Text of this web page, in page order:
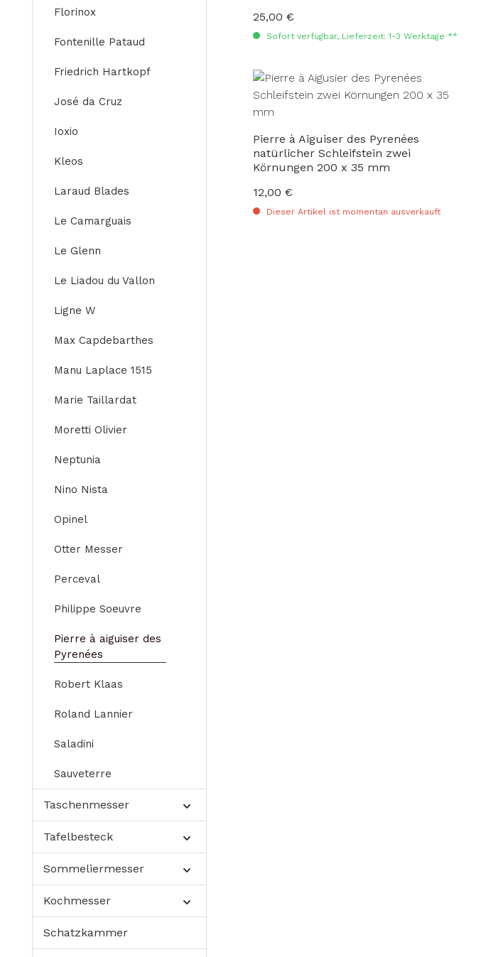
Florinox
Fontenille Pataud
Friedrich Hartkopf
José da Cruz
Ioxio
Kleos
Laraud Blades
Le Camarguais
Le Glenn
Le Liadou du Vallon
Ligne W
Max Capdebarthes
Manu Laplace 1515
Marie Taillardat
Moretti Olivier
Neptunia
Nino Nista
Opinel
Otter Messer
Perceval
Philippe Soeuvre
Pierre à aiguiser des
Pyrenées
Robert Klaas
Roland Lannier
Saladini
Sauveterre
Taschenmesser
Tafelbesteck
Sommeliermesser
Kochmesser
Schatzkammer
Regulärer Preis:
25,00 €
Sofort verfügbar, Lieferzeit: 1-3 Werktage **
Pierre à Aiguiser des Pyrenées
natürlicher Schleifstein zwei
Körnungen 200 x 35 mm
Regulärer Preis:
12,00 €
Dieser Artikel ist momentan ausverkauft